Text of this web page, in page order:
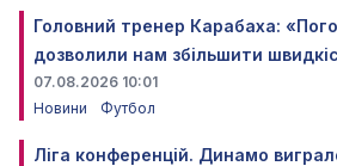
Головний тренер Карабаха:
дозволили нам збільшити
07.08.2026 10:01
Новини
Футбол
Ліга конференцій. Динамо